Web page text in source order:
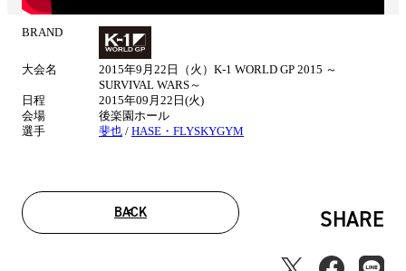
BRAND
大会名
2015年9月22日（火）K-1 WORLD GP 2015 ～
SURVIVAL WARS～
日程
2015年09月22日(火)
会場
後楽園ホール
選手
斐也 / HASE・FLYSKYGYM
BACK SHARE